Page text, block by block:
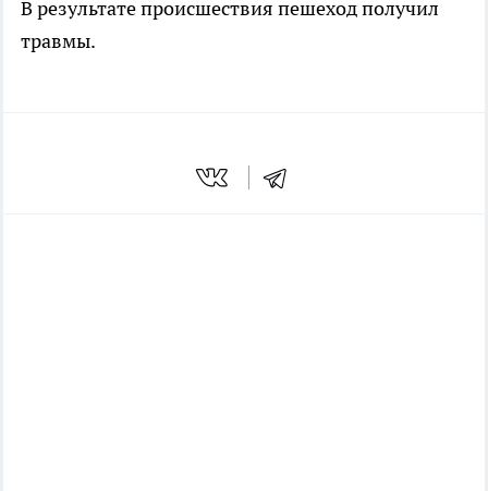
В результате происшествия пешеход получил
травмы.